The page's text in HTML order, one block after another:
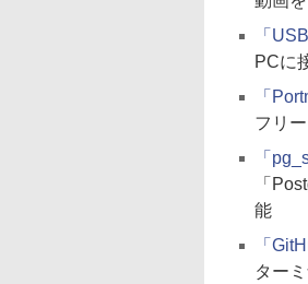
「
PCに
「
フリ
「
「
能
「
ター